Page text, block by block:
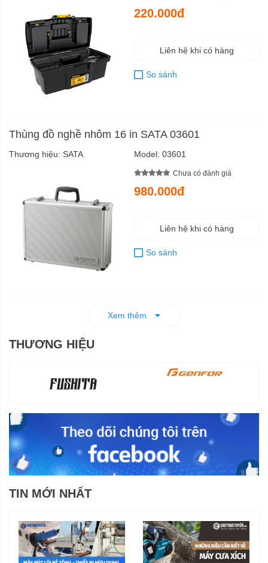
220.000đ
Liên hệ khi có hàng
So sánh
Thùng đồ nghề nhôm 16 in SATA 03601
Thương hiệu: SATA Model: 03601
Chưa có đánh giá
980.000đ
Liên hệ khi có hàng
So sánh
Xem thêm
THƯƠNG HIỆU
TIN MỚI NHẤT